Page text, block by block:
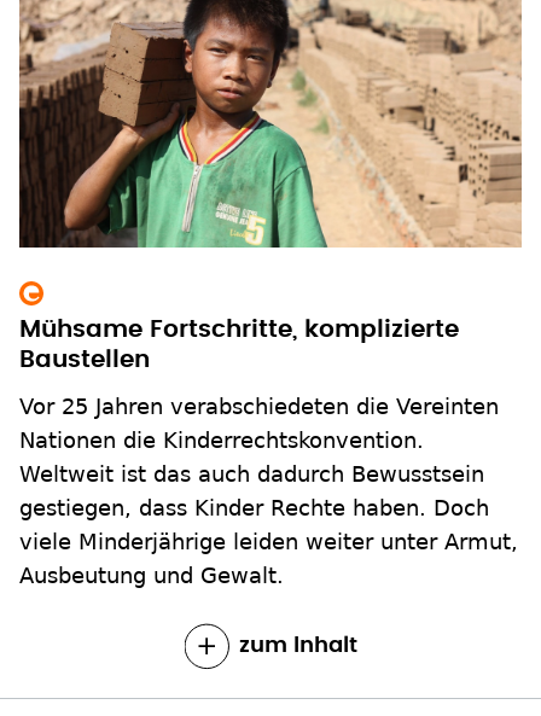
Mühsame Fortschritte, komplizierte
Baustellen
Vor 25 Jahren verabschiedeten die Vereinten
Nationen die Kinderrechtskonvention.
Weltweit ist das auch dadurch Bewusstsein
gestiegen, dass Kinder Rechte haben. Doch
viele Minderjährige leiden weiter unter Armut,
Ausbeutung und Gewalt.
zum Inhalt